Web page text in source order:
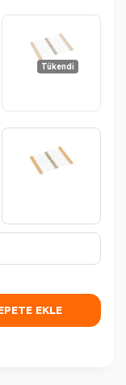
Tükendi
Tükendi
EKLE